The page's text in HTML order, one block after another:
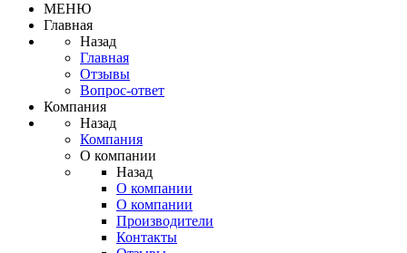
МЕНЮ
Главная
Назад
Главная
Отзывы
Вопрос-ответ
Компания
Назад
Компания
О компании
Назад
О компании
О компании
Производители
Контакты